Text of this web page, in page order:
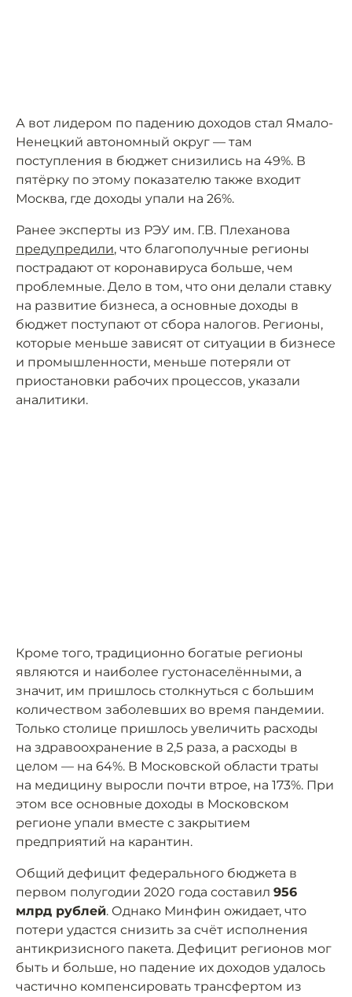
А вот лидером по падению доходов стал Ямало-
Ненецкий автономный округ — там
поступления в бюджет снизились на 49%. В
пятёрку по этому показателю также входит
Москва, где доходы упали на 26%.
Ранее эксперты из РЭУ им. Г.В. Плеханова
предупредили, что благополучные регионы
пострадают от коронавируса больше, чем
проблемные. Дело в том, что они делали ставку
на развитие бизнеса, а основные доходы в
бюджет поступают от сбора налогов. Регионы,
которые меньше зависят от ситуации в бизнесе
и промышленности, меньше потеряли от
приостановки рабочих процессов, указали
аналитики.
Кроме того, традиционно богатые регионы
являются и наиболее густонаселёнными, а
значит, им пришлось столкнуться с большим
количеством заболевших во время пандемии.
Только столице пришлось увеличить расходы
на здравоохранение в 2,5 раза, а расходы в
целом — на 64%. В Московской области траты
на медицину выросли почти втрое, на 173%. При
этом все основные доходы в Московском
регионе упали вместе с закрытием
предприятий на карантин.
Общий дефицит федерального бюджета в
первом полугодии 2020 года составил 956
млрд рублей. Однако Минфин ожидает, что
потери удастся снизить за счёт исполнения
антикризисного пакета. Дефицит регионов мог
быть и больше, но падение их доходов удалось
частично компенсировать трансфертом из